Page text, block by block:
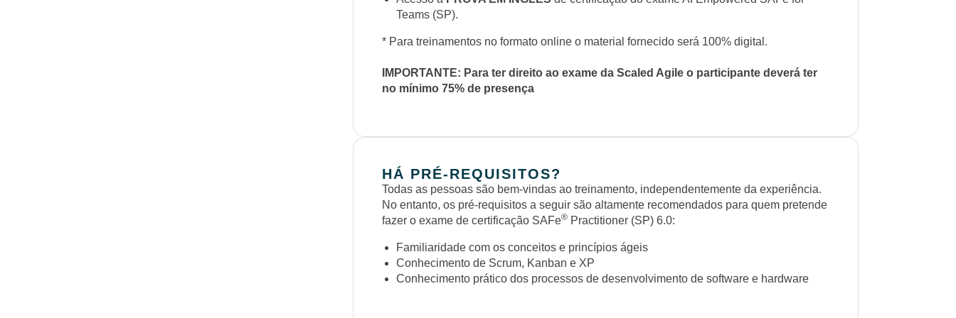
Teams (SP).
* Para treinamentos no formato online o material fornecido será 100% digital.
IMPORTANTE: Para ter direito ao exame da Scaled Agile o participante deverá ter
no mínimo 75% de presença
HÁ PRÉ-REQUISITOS?
Todas as pessoas são bem-vindas ao treinamento, independentemente da experiência.
No entanto, os pré-requisitos a seguir são altamente recomendados para quem pretende
fazer o exame de certificação SAFe® Practitioner (SP) 6.0:
Familiaridade com os conceitos e princípios ágeis
Conhecimento de Scrum, Kanban e XP
Conhecimento prático dos processos de desenvolvimento de software e hardware